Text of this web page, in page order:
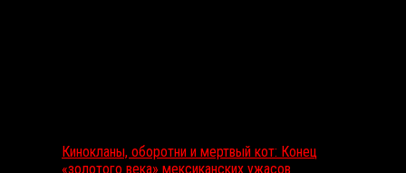
Кинокланы, оборотни и мертвый кот: Конец
«золотого века» мексиканских ужасов